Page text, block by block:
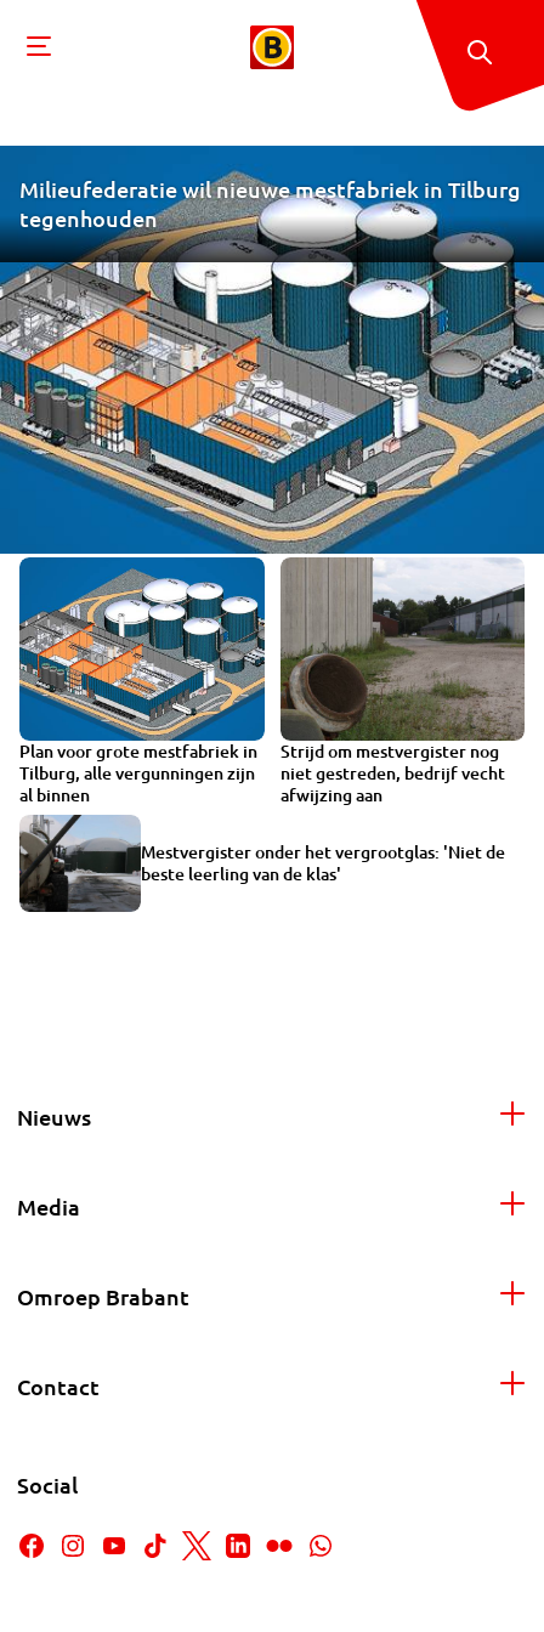
Milieufederatie wil nieuwe mestfabriek in Tilburg
tegenhouden
Plan voor grote mestfabriek in
Tilburg, alle vergunningen zijn
al binnen
Strijd om mestvergister nog
niet gestreden, bedrijf vecht
afwijzing aan
Mestvergister onder het vergrootglas: 'Niet de
beste leerling van de klas'
Nieuws
Media
Omroep Brabant
Contact
Social